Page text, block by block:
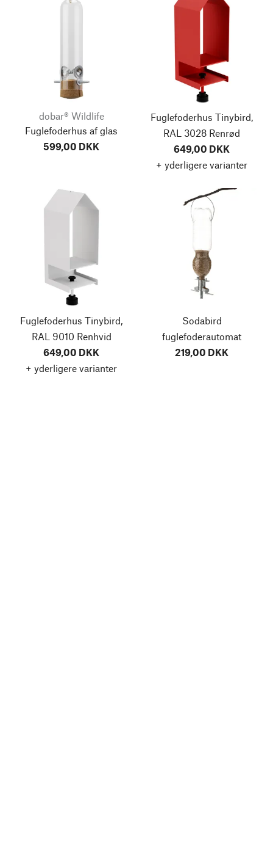
dobar® Wildlife
Fuglefoderhus af glas
599,00 DKK
Fuglefoderhus Tinybird,
RAL 3028 Renrød
649,00 DKK
+ yderligere varianter
Fuglefoderhus Tinybird,
RAL 9010 Renhvid
649,00 DKK
+ yderligere varianter
Sodabird
fuglefoderautomat
219,00 DKK